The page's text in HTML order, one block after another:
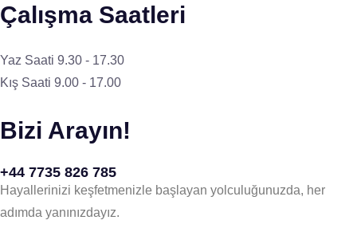
Çalışma Saatleri
Yaz Saati 9.30 - 17.30
Kış Saati 9.00 - 17.00
Bizi Arayın!
+44 7735 826 785
Hayallerinizi keşfetmenizle başlayan yolculuğunuzda, her
adımda yanınızdayız.